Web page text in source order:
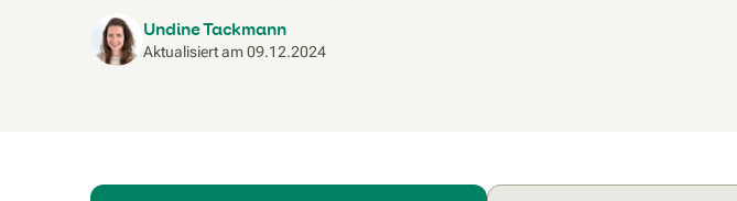
Undine Tackmann
Aktualisiert am 09.12.2024